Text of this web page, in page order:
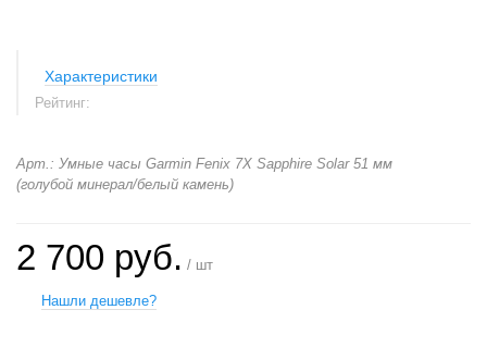
Характеристики
Рейтинг:
Арт.: Умные часы Garmin Fenix 7X Sapphire Solar 51 мм
(голубой минерал/белый камень)
2 700 руб. / шт
Нашли дешевле?